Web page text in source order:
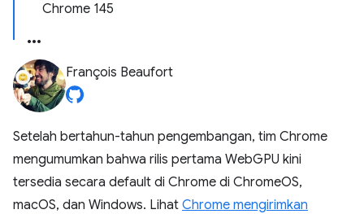
Chrome 145
François Beaufort
Setelah bertahun-tahun pengembangan, tim Chrome
mengumumkan bahwa rilis pertama WebGPU kini
tersedia secara default di Chrome di ChromeOS,
macOS, dan Windows. Lihat Chrome mengirimkan